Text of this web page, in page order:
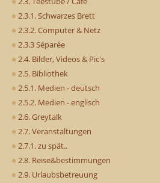
2.3.1. Schwarzes Brett
2.3.2. Computer & Netz
2.3.3 Séparée
2.4. Bilder, Videos & Pic's
2.5. Bibliothek
2.5.1. Medien - deutsch
2.5.2. Medien - englisch
2.6. Greytalk
2.7. Veranstaltungen
2.7.1. zu spät..
2.8. Reise&bestimmungen
2.9. Urlaubsbetreuung